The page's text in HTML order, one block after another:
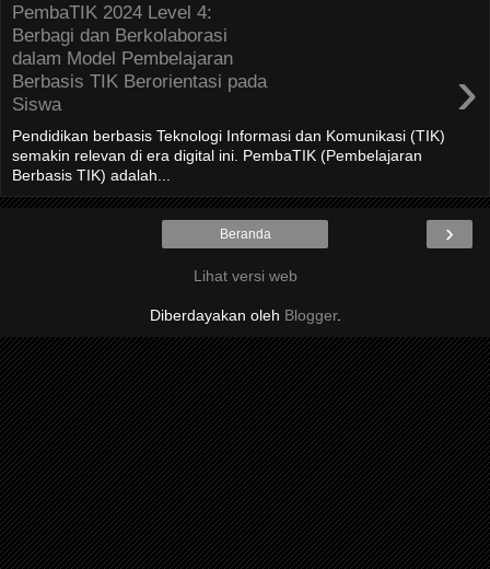
PembaTIK 2024 Level 4:
Berbagi dan Berkolaborasi
dalam Model Pembelajaran
Berbasis TIK Berorientasi pada
Siswa
›
Pendidikan berbasis Teknologi Informasi dan Komunikasi (TIK)
semakin relevan di era digital ini. PembaTIK (Pembelajaran
Berbasis TIK) adalah...
›
Beranda
Lihat versi web
Diberdayakan oleh Blogger.